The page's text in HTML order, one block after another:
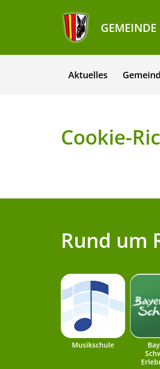
GEMEINDE
Aktuelles
Cookie-
Rund um
Musikschule